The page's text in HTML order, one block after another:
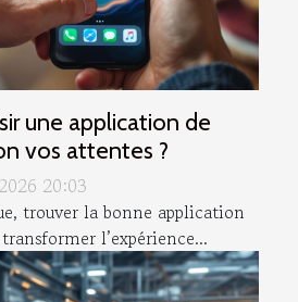
une application de
vos attentes ?
20:03
trouver la bonne application
l’expérience...